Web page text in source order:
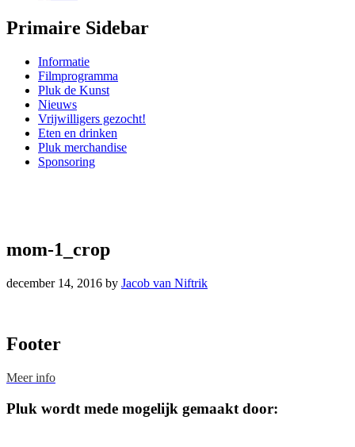
Primaire Sidebar
Informatie
Filmprogramma
Pluk de Kunst
Nieuws
Vrijwilligers gezocht!
Eten en drinken
Pluk merchandise
Sponsoring
mom-1_crop
december 14, 2016 by Jacob van Niftrik
Footer
Meer info
Pluk wordt mede mogelijk gemaakt door: